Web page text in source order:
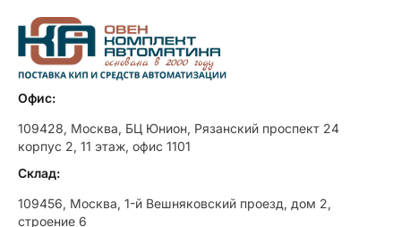
Офис:
109428, Москва, БЦ Юнион, Рязанский проспект 24
корпус 2, 11 этаж, офис 1101
Склад:
109456, Москва, 1-й Вешняковский проезд, дом 2,
строение 6